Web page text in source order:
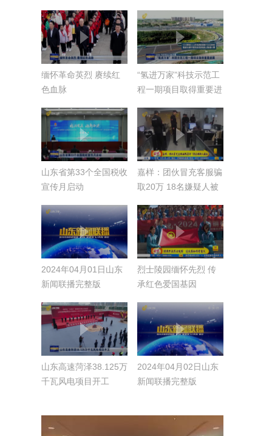
缅怀革命英烈 赓续红
色血脉
“氢进万家”科技示范工
程一期项目取得重要进
山东省第33个全国税收
宣传月启动
嘉样：团伙冒充客服骗
取20万 18名嫌疑人被
2024年04月01日山东
新闻联播完整版
烈士陵园缅怀先烈 传
承红色爱国基因
山东高速菏泽38.125万
千瓦风电项目开工
2024年04月02日山东
新闻联播完整版